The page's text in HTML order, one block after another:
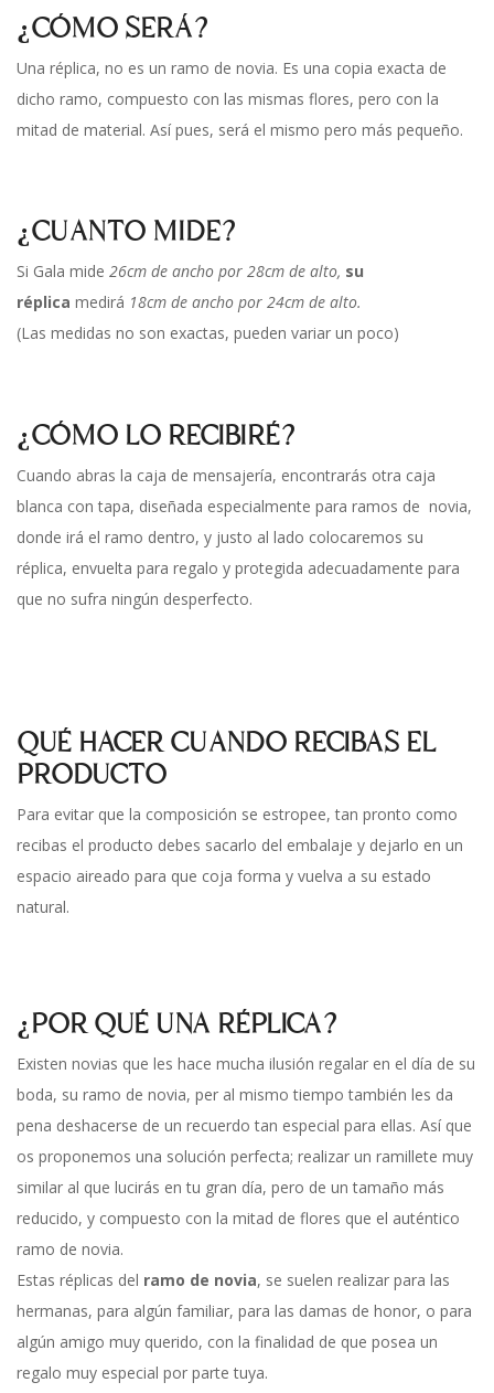
¿CÓMO SERÁ?
Una réplica, no es un ramo de novia. Es una copia exacta de
dicho ramo, compuesto con las mismas flores, pero con la
mitad de material. Así pues, será el mismo pero más pequeño.
¿CUANTO MIDE?
Si Gala mide 26cm de ancho por 28cm de alto, su
réplica medirá 18cm de ancho por 24cm de alto.
(Las medidas no son exactas, pueden variar un poco)
¿CÓMO LO RECIBIRÉ?
Cuando abras la caja de mensajería, encontrarás otra caja
blanca con tapa, diseñada especialmente para ramos de novia,
donde irá el ramo dentro, y justo al lado colocaremos su
réplica, envuelta para regalo y protegida adecuadamente para
que no sufra ningún desperfecto.
QUÉ HACER CUANDO RECIBAS EL
PRODUCTO
Para evitar que la composición se estropee, tan pronto como
recibas el producto debes sacarlo del embalaje y dejarlo en un
espacio aireado para que coja forma y vuelva a su estado
natural.
¿POR QUÉ UNA RÉPLICA?
Existen novias que les hace mucha ilusión regalar en el día de su
boda, su ramo de novia, per al mismo tiempo también les da
pena deshacerse de un recuerdo tan especial para ellas. Así que
os proponemos una solución perfecta; realizar un ramillete muy
similar al que lucirás en tu gran día, pero de un tamaño más
reducido, y compuesto con la mitad de flores que el auténtico
ramo de novia.
Estas réplicas del ramo de novia, se suelen realizar para las
hermanas, para algún familiar, para las damas de honor, o para
algún amigo muy querido, con la finalidad de que posea un
regalo muy especial por parte tuya.